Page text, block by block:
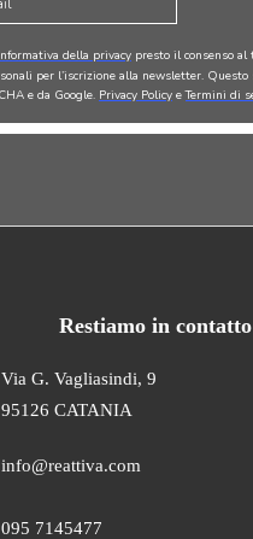
Restiamo in contatto
Via G. Vagliasindi, 9
95126 CATANIA
info@reattiva.com
095 7145477